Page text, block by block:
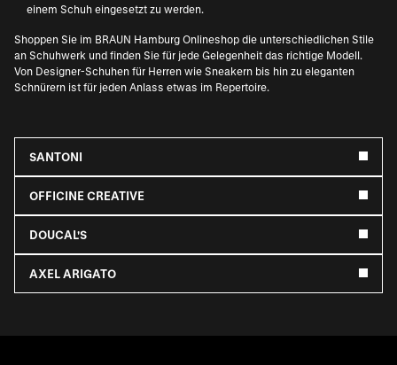
einem Schuh eingesetzt zu werden.
Shoppen Sie im BRAUN Hamburg Onlineshop die unterschiedlichen Stile
an Schuhwerk und finden Sie für jede Gelegenheit das richtige Modell.
Von Designer-Schuhen für Herren wie Sneakern bis hin zu eleganten
Schnürern ist für jeden Anlass etwas im Repertoire.
SANTONI
OFFICINE CREATIVE
DOUCAL'S
AXEL ARIGATO